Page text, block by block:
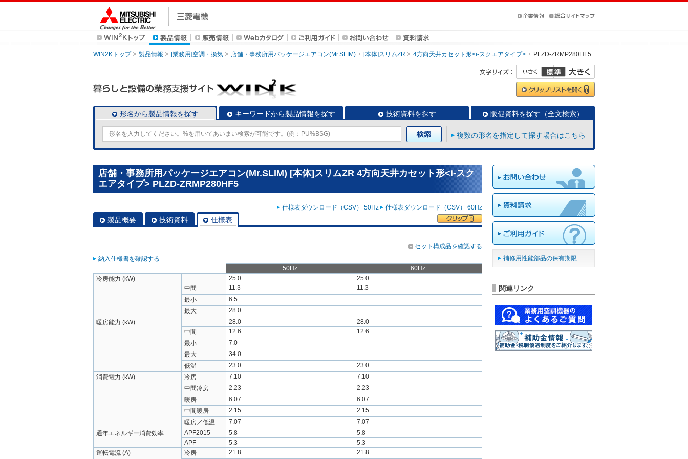
WIN2Kトップ 製品情報 [業務用]空調・換気 店舗・事務所用パッケージエアコン(Mr.SLIM) [本体]スリムZR 4方向天井カセット形<i-スクエアタイプ> PLZD-ZRMP280HF5
形名から製品情報を探す キーワードから製品情報を探す 技術資料を探す 販促資料を探す（全文検索）
複数の形名を指定して探す場合はこちら
店舗・事務所用パッケージエアコン(Mr.SLIM) [本体]スリムZR 4方向天井カセット形<i-スク
エアタイプ> PLZD-ZRMP280HF5
仕様表ダウンロード（CSV） 50Hz 仕様表ダウンロード（CSV） 60Hz
製品概要 技術資料 仕様表
セット構成品を確認する
納入仕様書を確認する
50Hz
60Hz
冷房能力 (kW)
25.0
25.0
中間
11.3
11.3
最小
6.5
最大
28.0
暖房能力 (kW)
28.0
28.0
中間
12.6
12.6
最小
7.0
最大
34.0
低温
23.0
23.0
消費電力 (kW)
冷房 7.10
7.10
中間冷房
2.23
2.23
暖房
6.07
6.07
中間暖房
2.15
2.15
暖房／低温
7.07
7.07
通年エネルギー消費効率
APF2015 5.8
5.8
APF
5.3
5.3
運転電流 (A)
冷房 21.8
21.8
補修用性能部品の保有期限
関連リンク